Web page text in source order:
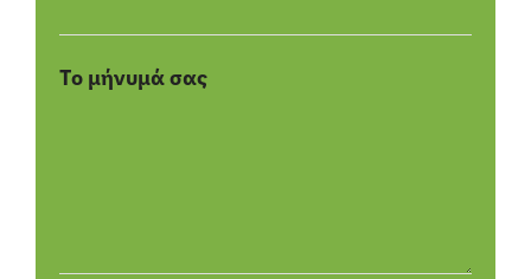
Το μήνυμά σας